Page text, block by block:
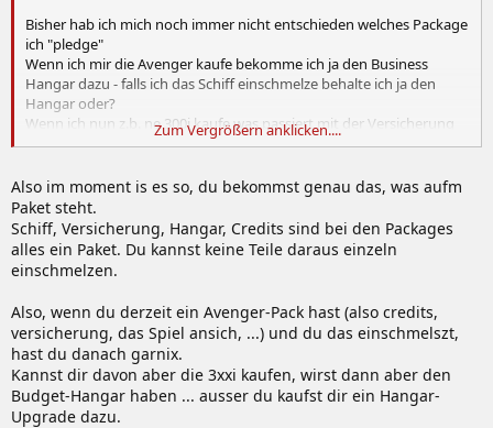
Bisher hab ich mich noch immer nicht entschieden welches Package
ich "pledge"
Wenn ich mir die Avenger kaufe bekomme ich ja den Business
Hangar dazu - falls ich das Schiff einschmelze behalte ich ja den
Hangar oder?
Wenn ich nun z.b. ne 300i kaufe was passiert mit der Versicherung
für die Avanger (z.b. 6Monate) wird diese auf die 300i übertragen
Zum Vergrößern anklicken....
Also im moment is es so, du bekommst genau das, was aufm
Paket steht.
Schiff, Versicherung, Hangar, Credits sind bei den Packages
alles ein Paket. Du kannst keine Teile daraus einzeln
einschmelzen.
Also, wenn du derzeit ein Avenger-Pack hast (also credits,
versicherung, das Spiel ansich, ...) und du das einschmelszt,
hast du danach garnix.
Kannst dir davon aber die 3xxi kaufen, wirst dann aber den
Budget-Hangar haben ... ausser du kaufst dir ein Hangar-
Upgrade dazu.